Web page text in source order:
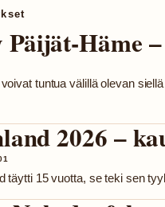
Häme
tuntua välillä olevan
2026 –
täytti 15 vuotta, se teki sen